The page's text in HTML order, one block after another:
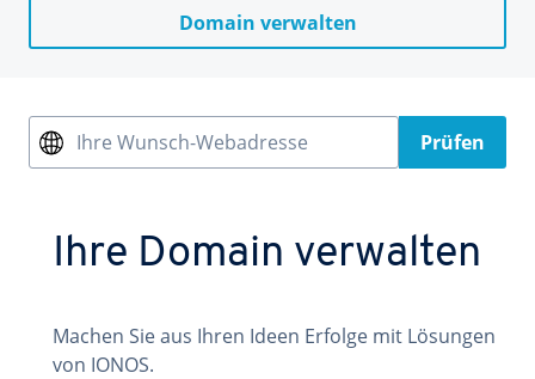
Domain verwalten
Ihre Wunsch-Webadresse Prüfen
Ihre Domain verwalten
Machen Sie aus Ihren Ideen Erfolge mit Lösungen
von IONOS.